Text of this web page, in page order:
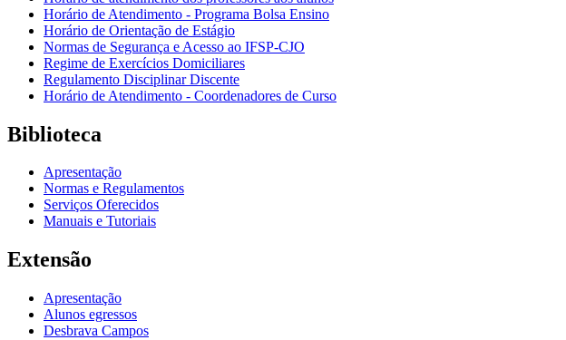
Horário de Atendimento - Programa Bolsa Ensino
Horário de Orientação de Estágio
Normas de Segurança e Acesso ao IFSP-CJO
Regime de Exercícios Domiciliares
Regulamento Disciplinar Discente
Horário de Atendimento - Coordenadores de Curso
Biblioteca
Apresentação
Normas e Regulamentos
Serviços Oferecidos
Manuais e Tutoriais
Extensão
Apresentação
Alunos egressos
Desbrava Campos